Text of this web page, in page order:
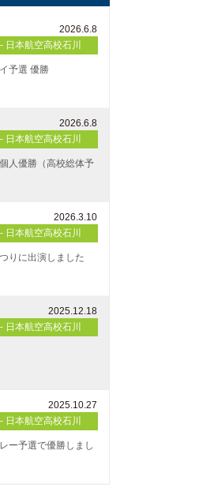
2026.6.8
日本航空高校石川
予選 優勝
2026.6.8
日本航空高校石川
人優勝（高校総体予
2026.3.10
日本航空高校石川
りに出演しました
2025.12.18
日本航空高校石川
2025.10.27
日本航空高校石川
ー予選で優勝しまし